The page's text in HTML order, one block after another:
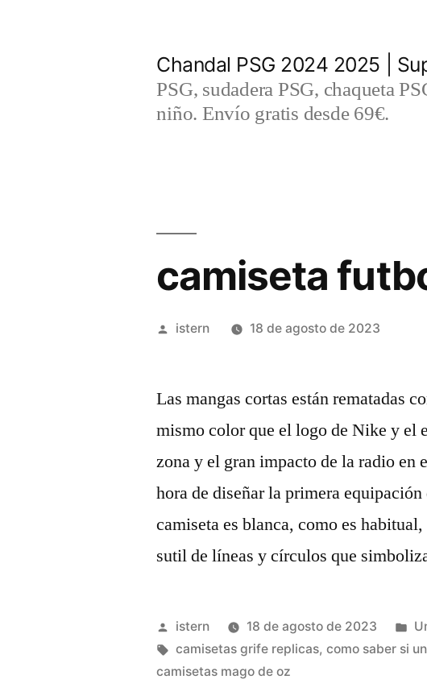
Chandal PSG 2024 2025 |
PSG, sudadera PSG, chaqueta
niño. Envío gratis desde 69€.
camiseta
Publicado
istern 18 de agosto de 2023
Las mangas cortas están rematadas
mismo color que el logo de Nike y el
zona y el gran impacto de la radio
hora de diseñar la primera
camiseta es blanca, como es
sutil de líneas y círculos que
Publicado
por
istern 18 de agosto de 2023
en
Etiquetas:
camisetas grife replicas,como saber si
camisetas mago de oz